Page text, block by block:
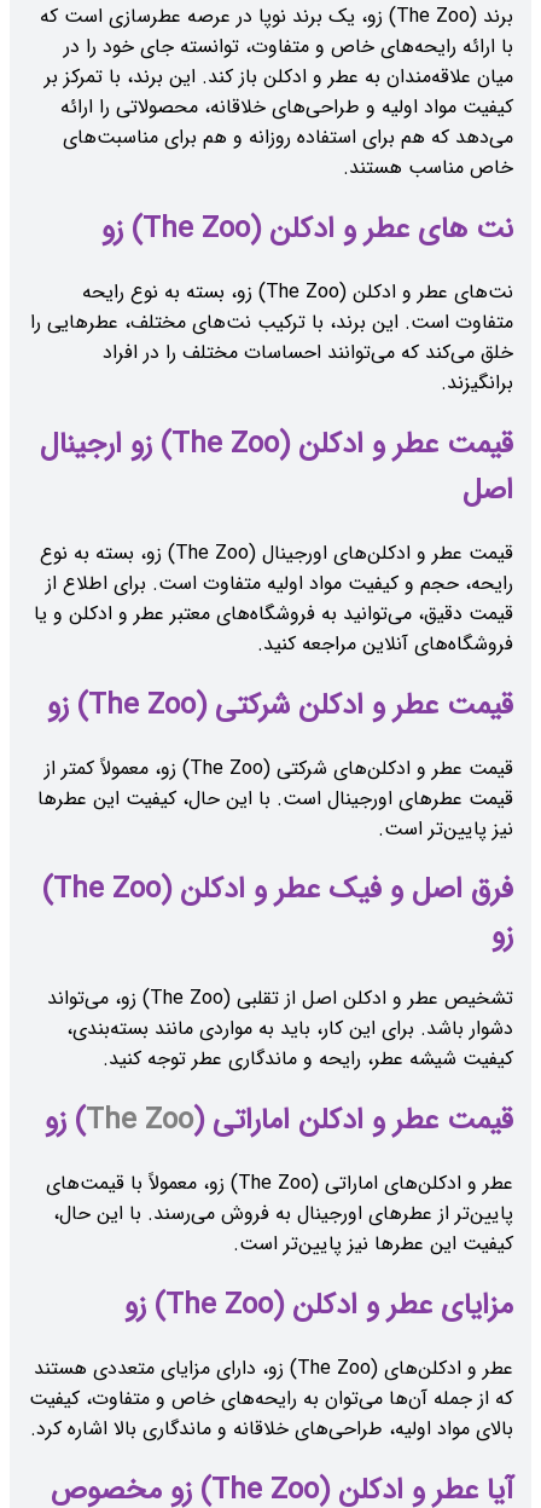
برند (The Zoo) زو، یک برند نوپا در عرصه عطرسازی است که
با ارائه رایحه‌های خاص و متفاوت، توانسته جای خود را در
میان علاقه‌مندان به عطر و ادکلن باز کند. این برند، با تمرکز بر
کیفیت مواد اولیه و طراحی‌های خلاقانه، محصولاتی را ارائه
می‌دهد که هم برای استفاده روزانه و هم برای مناسبت‌های
خاص مناسب هستند.
نت های عطر و ادکلن (The Zoo) زو
نت‌های عطر و ادکلن (The Zoo) زو، بسته به نوع رایحه
متفاوت است. این برند، با ترکیب نت‌های مختلف، عطرهایی را
خلق می‌کند که می‌توانند احساسات مختلف را در افراد
برانگیزند.
قیمت عطر و ادکلن (The Zoo) زو ارجینال
اصل
قیمت عطر و ادکلن‌های اورجینال (The Zoo) زو، بسته به نوع
رایحه، حجم و کیفیت مواد اولیه متفاوت است. برای اطلاع از
قیمت دقیق، می‌توانید به فروشگاه‌های معتبر عطر و ادکلن و یا
فروشگاه‌های آنلاین مراجعه کنید.
قیمت عطر و ادکلن شرکتی (The Zoo) زو
قیمت عطر و ادکلن‌های شرکتی (The Zoo) زو، معمولاً کمتر از
قیمت عطرهای اورجینال است. با این حال، کیفیت این عطرها
نیز پایین‌تر است.
فرق اصل و فیک عطر و ادکلن (The Zoo)
زو
تشخیص عطر و ادکلن اصل از تقلبی (The Zoo) زو، می‌تواند
دشوار باشد. برای این کار، باید به مواردی مانند بسته‌بندی،
کیفیت شیشه عطر، رایحه و ماندگاری عطر توجه کنید.
قیمت عطر و ادکلن اماراتی (The Zoo) زو
عطر و ادکلن‌های اماراتی (The Zoo) زو، معمولاً با قیمت‌های
پایین‌تر از عطرهای اورجینال به فروش می‌رسند. با این حال،
کیفیت این عطرها نیز پایین‌تر است.
مزایای عطر و ادکلن (The Zoo) زو
عطر و ادکلن‌های (The Zoo) زو، دارای مزایای متعددی هستند
که از جمله آن‌ها می‌توان به رایحه‌های خاص و متفاوت، کیفیت
بالای مواد اولیه، طراحی‌های خلاقانه و ماندگاری بالا اشاره کرد.
آیا عطر و ادکلن (The Zoo) زو مخصوص